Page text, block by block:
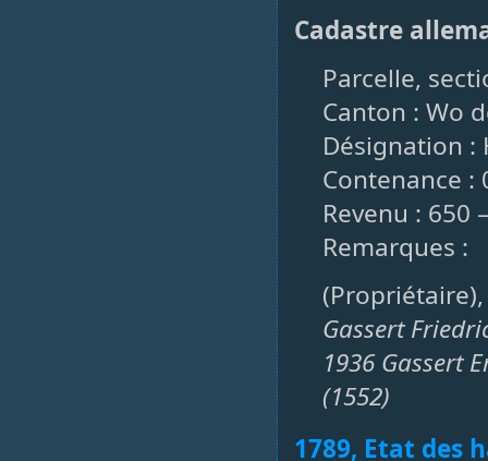
Cadastre
Parcelle,
Canton : Wo
Désignation :
Contenance :
Revenu : 650
Remarques :
Gassert
1936 Gassert
(1552)
1789, Etat des